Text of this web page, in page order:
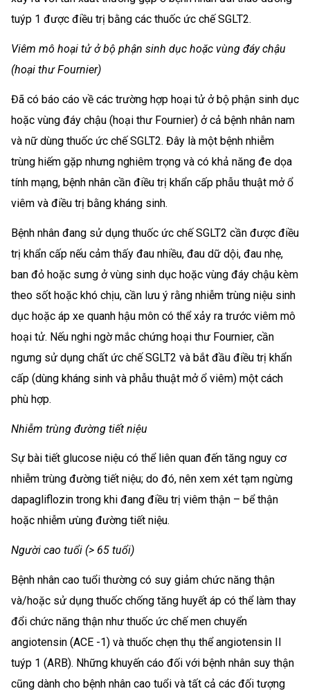
tuýp 1 được điều trị bằng các thuốc ức chế SGLT2.
Viêm mô hoại tử ở bộ phận sinh dục hoặc vùng đáy chậu
(hoại thư Fournier)
Đã có báo cáo về các trường hợp hoại tử ở bộ phận sinh dục
hoặc vùng đáy chậu (hoại thư Fournier) ở cả bệnh nhân nam
và nữ dùng thuốc ức chế SGLT2. Đây là một bệnh nhiễm
trùng hiếm gặp nhưng nghiêm trọng và có khả năng đe dọa
tính mạng, bệnh nhân cần điều trị khẩn cấp phẫu thuật mở ổ
viêm và điều trị bằng kháng sinh.
Bệnh nhân đang sử dụng thuốc ức chế SGLT2 cần được điều
trị khẩn cấp nếu cảm thấy đau nhiều, đau dữ dội, đau nhẹ,
ban đỏ hoặc sưng ở vùng sinh dục hoặc vùng đáy chậu kèm
theo sốt hoặc khó chịu, cần lưu ý rằng nhiễm trùng niệu sinh
dục hoặc áp xe quanh hậu môn có thể xảy ra trước viêm mô
hoại tử. Nếu nghi ngờ mắc chứng hoại thư Fournier, cần
ngưng sử dụng chất ức chế SGLT2 và bắt đầu điều trị khẩn
cấp (dùng kháng sinh và phẫu thuật mở ổ viêm) một cách
phù hợp.
Nhiễm trùng đường tiết niệu
Sự bài tiết glucose niệu có thể liên quan đến tăng nguy cơ
nhiễm trùng đường tiết niệu; do đó, nên xem xét tạm ngừng
dapagliflozin trong khi đang điều trị viêm thận – bể thận
hoặc nhiễm ưùng đường tiết niệu.
Người cao tuổi (> 65 tuổi)
Bệnh nhân cao tuổi thường có suy giảm chức năng thận
và/hoặc sử dụng thuốc chống tăng huyết áp có thể làm thay
đổi chức năng thận như thuốc ức chế men chuyển
angiotensin (ACE -1) và thuốc chẹn thụ thể angiotensin II
tuýp 1 (ARB). Những khuyến cáo đối với bệnh nhân suy thận
cũng dành cho bệnh nhân cao tuổi và tất cả các đối tượng